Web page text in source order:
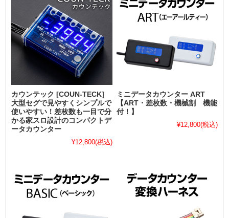
カウンテック [COUN-TECK]
大型セグで見やすくシンプルで
使いやすい！差枚数も一目で分
かる家スロ設計のコンパクトデ
ータカウンター
¥12,800(税込)
ミニデータカウンター ART
【ART・差枚数・機械割 機能
付！】
¥12,800(税込)